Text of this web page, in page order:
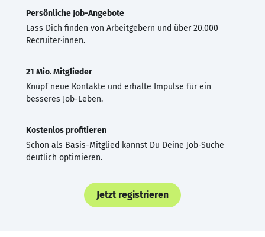
Persönliche Job-Angebote
Lass Dich finden von Arbeitgebern und über 20.000
Recruiter·innen.
21 Mio. Mitglieder
Knüpf neue Kontakte und erhalte Impulse für ein
besseres Job-Leben.
Kostenlos profitieren
Schon als Basis-Mitglied kannst Du Deine Job-Suche
deutlich optimieren.
Jetzt registrieren